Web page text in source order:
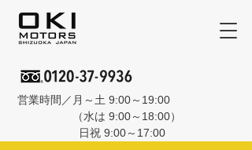
営業時間／月～土 9:00～19:00
（水は 9:00～18:00）
日祝 9:00～17:00